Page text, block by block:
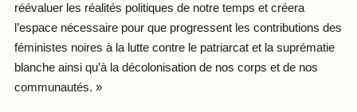
réévaluer les réalités politiques de notre temps et créera
l’espace nécessaire pour que progressent les contributions des
féministes noires à la lutte contre le patriarcat et la suprématie
blanche ainsi qu’à la décolonisation de nos corps et de nos
communautés. »